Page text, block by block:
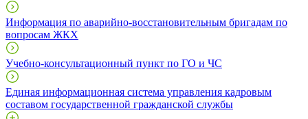
Информация по аварийно-восстановительным бригадам по
вопросам ЖКХ
Учебно-консультационный пункт по ГО и ЧС
Единая информационная система управления кадровым
составом государственной гражданской службы